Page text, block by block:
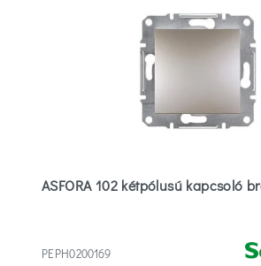
ASFORA 102 kétpólusú kapcsoló
PEPH0200169